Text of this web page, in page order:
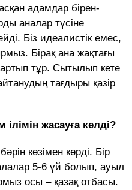
адамдар бірен-
аналар түсіне
Біз идеалистік емес,
Бірақ ана жақтағы
тұр. Сытылып кете
тағдыры қазір
жасауға келді?
көзімен көрді. Бір
5-6 үй болып, ауыл
осы – қазақ отбасы.